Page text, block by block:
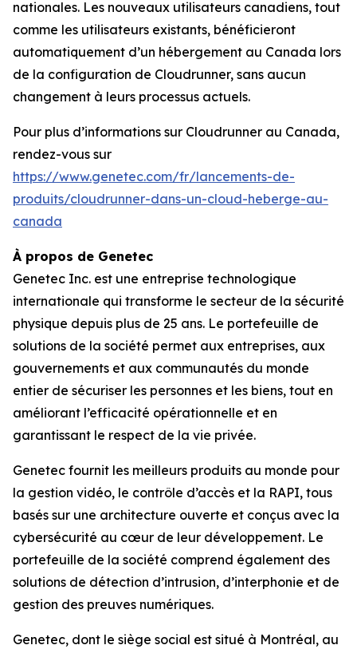
nationales. Les nouveaux utilisateurs canadiens, tout
comme les utilisateurs existants, bénéficieront
automatiquement d’un hébergement au Canada lors
de la configuration de Cloudrunner, sans aucun
changement à leurs processus actuels.
Pour plus d’informations sur Cloudrunner au Canada,
rendez-vous sur
https://www.genetec.com/fr/lancements-de-
produits/cloudrunner-dans-un-cloud-heberge-au-
canada
À propos de Genetec
Genetec Inc. est une entreprise technologique
internationale qui transforme le secteur de la sécurité
physique depuis plus de 25 ans. Le portefeuille de
solutions de la société permet aux entreprises, aux
gouvernements et aux communautés du monde
entier de sécuriser les personnes et les biens, tout en
améliorant l’efficacité opérationnelle et en
garantissant le respect de la vie privée.
Genetec fournit les meilleurs produits au monde pour
la gestion vidéo, le contrôle d’accès et la RAPI, tous
basés sur une architecture ouverte et conçus avec la
cybersécurité au cœur de leur développement. Le
portefeuille de la société comprend également des
solutions de détection d’intrusion, d’interphonie et de
gestion des preuves numériques.
Genetec, dont le siège social est situé à Montréal, au